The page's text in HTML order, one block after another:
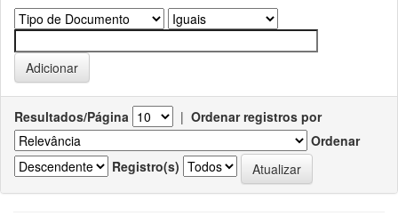
Resultados/Página | Ordenar registros por
Ordenar
Registro(s)